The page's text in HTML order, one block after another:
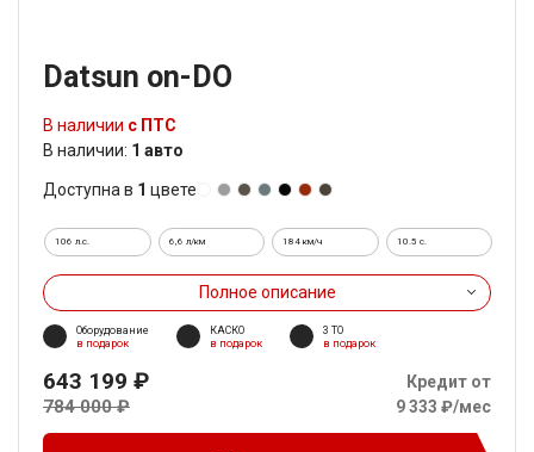
Datsun on-DO
В наличии с ПТС
В наличии: 1 авто
Доступна в 1 цвете
106 л.с. 6,6 л/км 184 км/ч 10.5 c.
Полное описание
Оборудование
в подарок
КАСКО
в подарок
3 ТО
в подарок
643 199 ₽
784 000 ₽
Кредит от
9 333 ₽/мес